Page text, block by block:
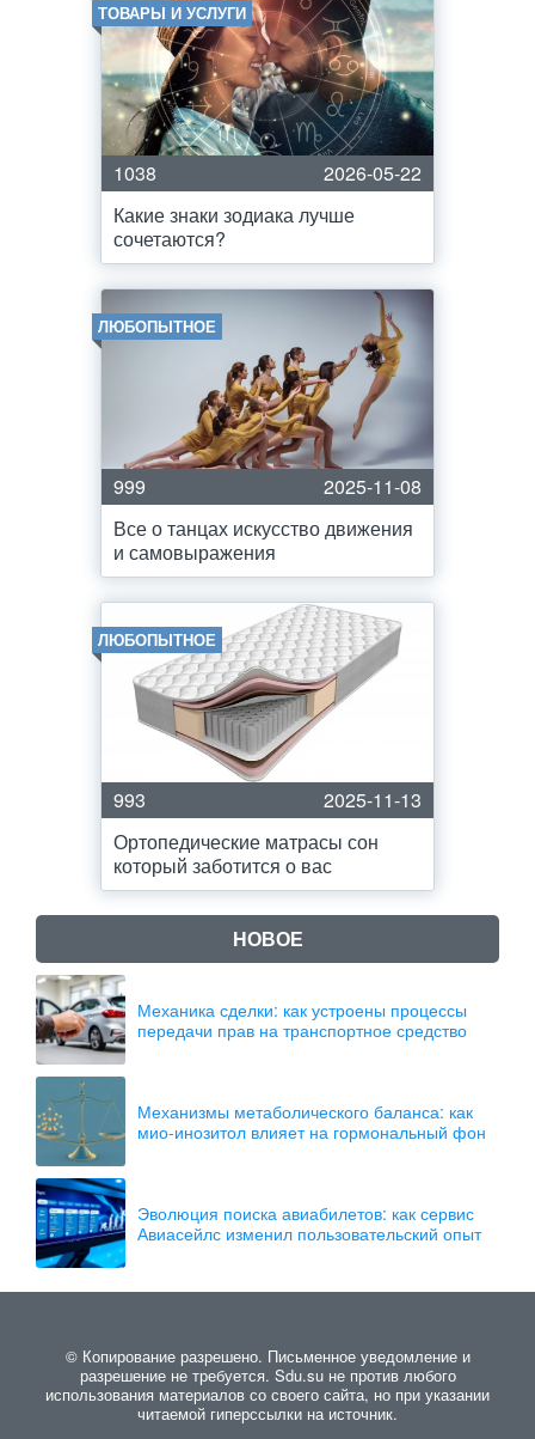
ТОВАРЫ И УСЛУГИ
1038
2026-05-22
Какие знаки зодиака лучше
сочетаются?
ЛЮБОПЫТНОЕ
999
2025-11-08
Все о танцах искусство движения
и самовыражения
ЛЮБОПЫТНОЕ
993
2025-11-13
Ортопедические матрасы сон
который заботится о вас
НОВОЕ
Механика сделки: как устроены процессы
передачи прав на транспортное средство
Механизмы метаболического баланса: как
мио-инозитол влияет на гормональный фон
Эволюция поиска авиабилетов: как сервис
Авиасейлс изменил пользовательский опыт
© Копирование разрешено. Письменное уведомление и
разрешение не требуется. Sdu.su не против любого
использования материалов со своего сайта, но при указании
читаемой гиперссылки на источник.